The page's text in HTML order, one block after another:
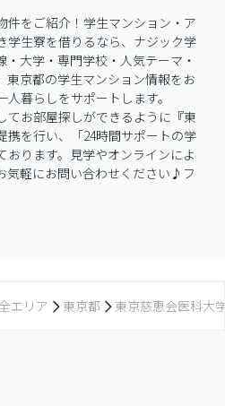
件をご紹介！学生マンション・ア
学生寮を借りるなら、ナジック学
大学・専門学校・人気テーマ・
東京都の学生マンション情報をお
暮らしをサポートします。
てお部屋探しができるように『東
携を行い、「24時間サポートの学
おります。見学やオンラインによ
気軽にお問い合わせください♪フ
エリア 東京都 東京慈恵会医科大